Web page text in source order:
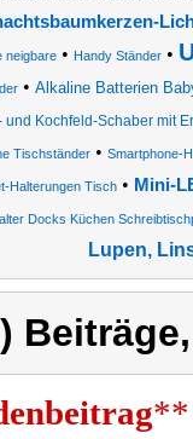
neigbare • Handy Ständer •
• Alkaline Batterien
und Kochfeld-Schaber mit
Tischständer• Smartphone-
Halterungen Tisch• Mini-
Docks Küchen
Lupen,
**